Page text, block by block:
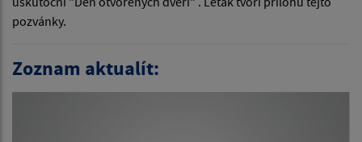
pozvánky.
Zoznam aktualít: